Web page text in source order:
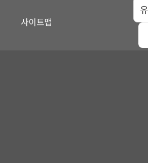
사이트맵